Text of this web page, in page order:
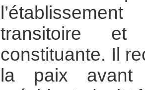
transitoire et
constituante. Il
la paix avant